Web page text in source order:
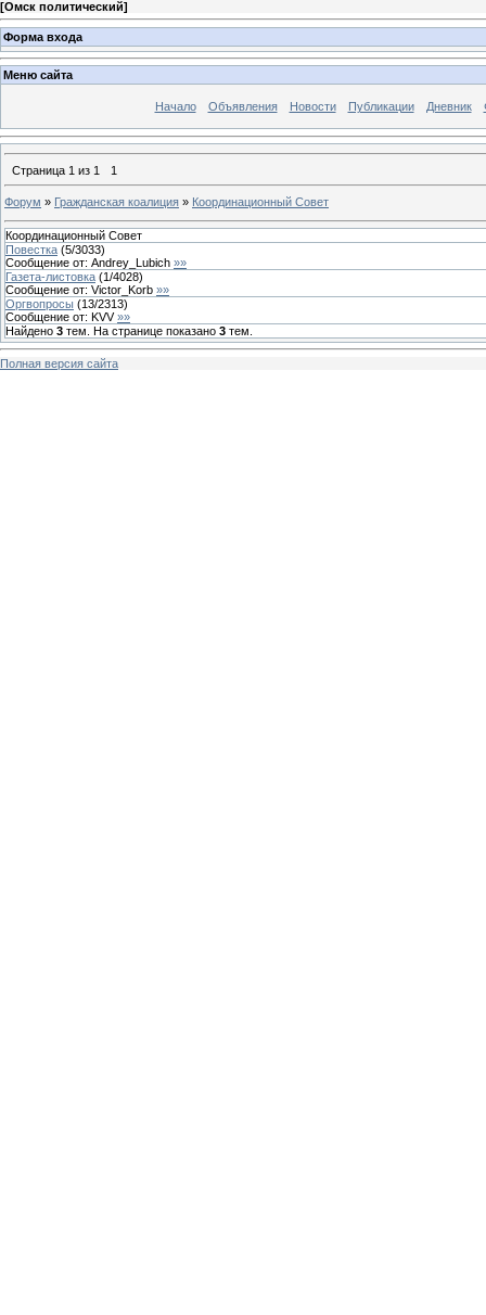
[Омск политический]
Форма входа
Меню сайта
Начало Объявления Новости Публикации Дневник
Страница 1 из 1 1
Форум » Гражданская коалиция » Координационный Совет
Координационный Совет
Повестка (5/3033)
Сообщение от: Andrey_Lubich »»
Газета-листовка (1/4028)
Сообщение от: Victor_Korb »»
Оргвопросы (13/2313)
Сообщение от: KVV »»
Найдено 3 тем. На странице показано 3 тем.
Полная версия сайта